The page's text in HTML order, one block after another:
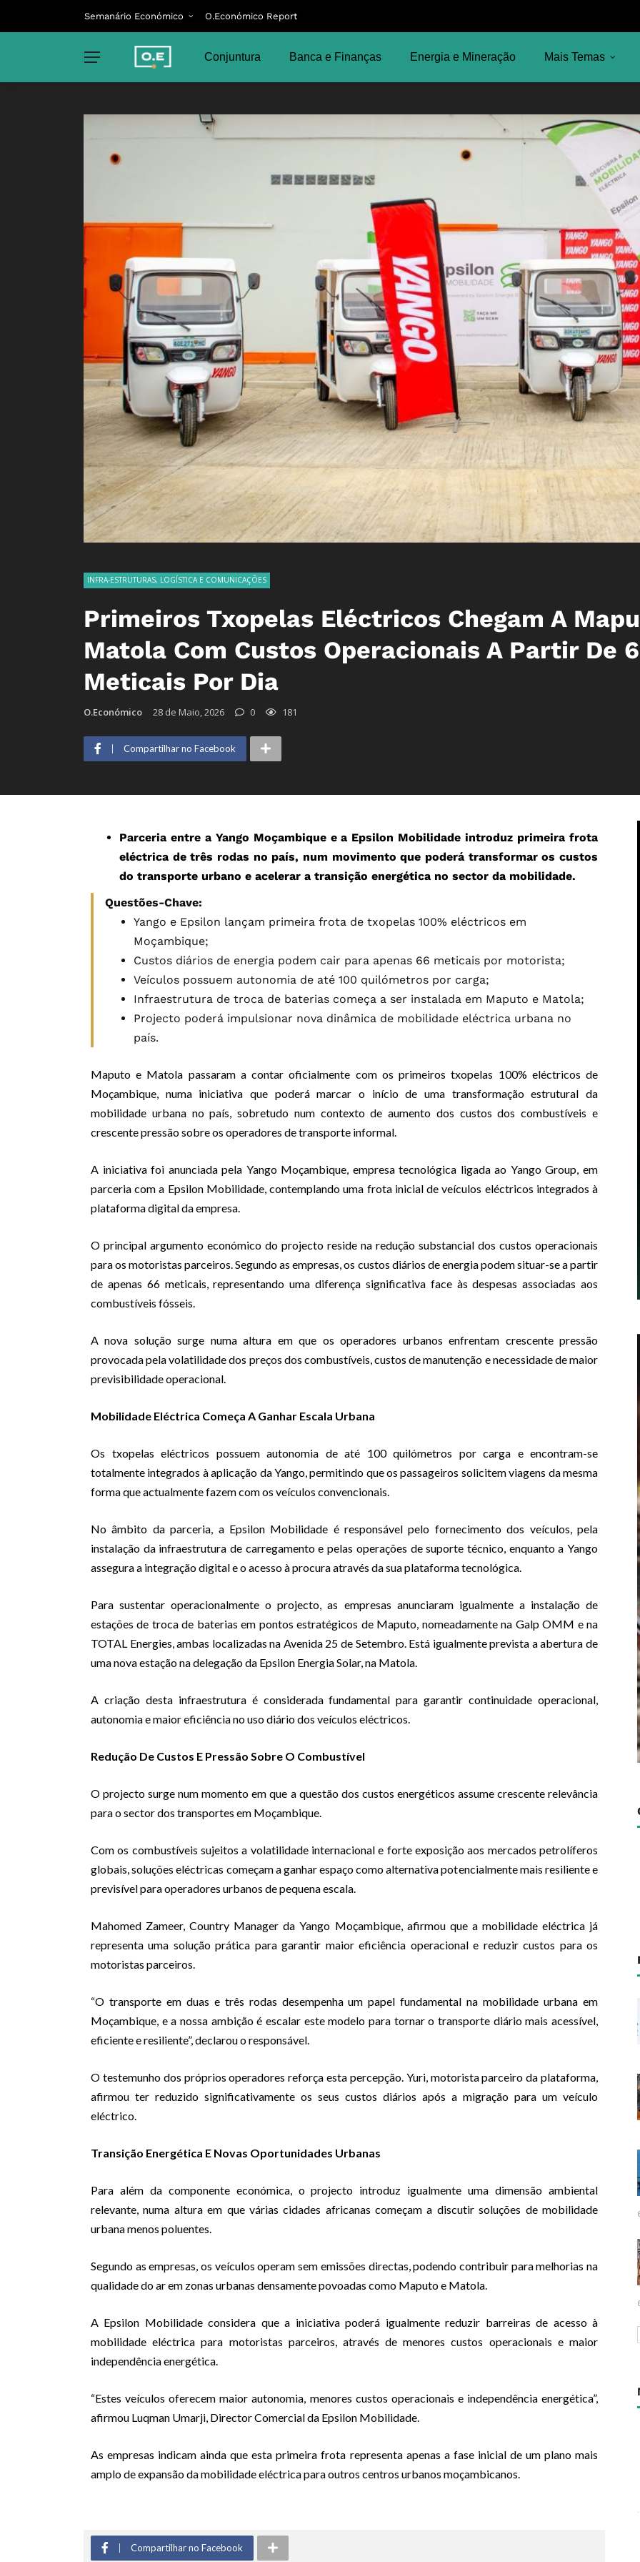
Semanário Económico O.Económico Report
Conjuntura Banca e Finanças Energia e Mineração Mais Temas
INFRA-ESTRUTURAS, LOGÍSTICA E COMUNICAÇÕES
Primeiros Txopelas Eléctricos Chegam A
Matola Com Custos Operacionais A Partir De
Meticais Por Dia
O.Económico 28 de Maio, 2026 0 181
Compartilhar no Facebook
Parceria entre a Yango Moçambique e a Epsilon Mobilidade introduz primeira frota
eléctrica de três rodas no país, num movimento que poderá transformar os custos
do transporte urbano e acelerar a transição energética no sector da mobilidade.
Questões-Chave:
Yango e Epsilon lançam primeira frota de txopelas 100% eléctricos em
Moçambique;
Custos diários de energia podem cair para apenas 66 meticais por motorista;
Veículos possuem autonomia de até 100 quilómetros por carga;
Infraestrutura de troca de baterias começa a ser instalada em Maputo e Matola;
Projecto poderá impulsionar nova dinâmica de mobilidade eléctrica urbana no
país.
Maputo e Matola passaram a contar oficialmente com os primeiros txopelas 100% eléctricos de
Moçambique, numa iniciativa que poderá marcar o início de uma transformação estrutural da
mobilidade urbana no país, sobretudo num contexto de aumento dos custos dos combustíveis e
crescente pressão sobre os operadores de transporte informal.
A iniciativa foi anunciada pela Yango Moçambique, empresa tecnológica ligada ao Yango Group, em
parceria com a Epsilon Mobilidade, contemplando uma frota inicial de veículos eléctricos integrados à
plataforma digital da empresa.
O principal argumento económico do projecto reside na redução substancial dos custos operacionais
para os motoristas parceiros. Segundo as empresas, os custos diários de energia podem situar-se a partir
de apenas 66 meticais, representando uma diferença significativa face às despesas associadas aos
combustíveis fósseis.
A nova solução surge numa altura em que os operadores urbanos enfrentam crescente pressão
provocada pela volatilidade dos preços dos combustíveis, custos de manutenção e necessidade de maior
previsibilidade operacional.
Mobilidade Eléctrica Começa A Ganhar Escala Urbana
Os txopelas eléctricos possuem autonomia de até 100 quilómetros por carga e encontram-se
totalmente integrados à aplicação da Yango, permitindo que os passageiros solicitem viagens da mesma
forma que actualmente fazem com os veículos convencionais.
No âmbito da parceria, a Epsilon Mobilidade é responsável pelo fornecimento dos veículos, pela
instalação da infraestrutura de carregamento e pelas operações de suporte técnico, enquanto a Yango
assegura a integração digital e o acesso à procura através da sua plataforma tecnológica.
Para sustentar operacionalmente o projecto, as empresas anunciaram igualmente a instalação de
estações de troca de baterias em pontos estratégicos de Maputo, nomeadamente na Galp OMM e na
TOTAL Energies, ambas localizadas na Avenida 25 de Setembro. Está igualmente prevista a abertura de
uma nova estação na delegação da Epsilon Energia Solar, na Matola.
A criação desta infraestrutura é considerada fundamental para garantir continuidade operacional,
autonomia e maior eficiência no uso diário dos veículos eléctricos.
Redução De Custos E Pressão Sobre O Combustível
O projecto surge num momento em que a questão dos custos energéticos assume crescente relevância
para o sector dos transportes em Moçambique.
Com os combustíveis sujeitos a volatilidade internacional e forte exposição aos mercados petrolíferos
globais, soluções eléctricas começam a ganhar espaço como alternativa potencialmente mais resiliente e
previsível para operadores urbanos de pequena escala.
Mahomed Zameer, Country Manager da Yango Moçambique, afirmou que a mobilidade eléctrica já
representa uma solução prática para garantir maior eficiência operacional e reduzir custos para os
motoristas parceiros.
“O transporte em duas e três rodas desempenha um papel fundamental na mobilidade urbana em
Moçambique, e a nossa ambição é escalar este modelo para tornar o transporte diário mais acessível,
eficiente e resiliente”, declarou o responsável.
O testemunho dos próprios operadores reforça esta percepção. Yuri, motorista parceiro da plataforma,
afirmou ter reduzido significativamente os seus custos diários após a migração para um veículo
eléctrico.
Transição Energética E Novas Oportunidades Urbanas
Para além da componente económica, o projecto introduz igualmente uma dimensão ambiental
relevante, numa altura em que várias cidades africanas começam a discutir soluções de mobilidade
urbana menos poluentes.
Segundo as empresas, os veículos operam sem emissões directas, podendo contribuir para melhorias na
qualidade do ar em zonas urbanas densamente povoadas como Maputo e Matola.
A Epsilon Mobilidade considera que a iniciativa poderá igualmente reduzir barreiras de acesso à
mobilidade eléctrica para motoristas parceiros, através de menores custos operacionais e maior
independência energética.
“Estes veículos oferecem maior autonomia, menores custos operacionais e independência energética”,
afirmou Luqman Umarji, Director Comercial da Epsilon Mobilidade.
As empresas indicam ainda que esta primeira frota representa apenas a fase inicial de um plano mais
amplo de expansão da mobilidade eléctrica para outros centros urbanos moçambicanos.
Compartilhar no Facebook